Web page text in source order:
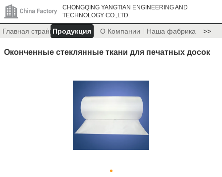
CHONGQING YANGTIAN ENGINEERING AND
TECHNOLOGY CO.,LTD.
Главная страницаПродукция О Компании Наша фабрика >>
Оконченные стеклянные ткани для печатных досок